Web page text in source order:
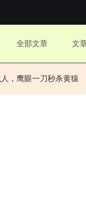
全部文章 文
，鹰眼一刀秒杀黄猿